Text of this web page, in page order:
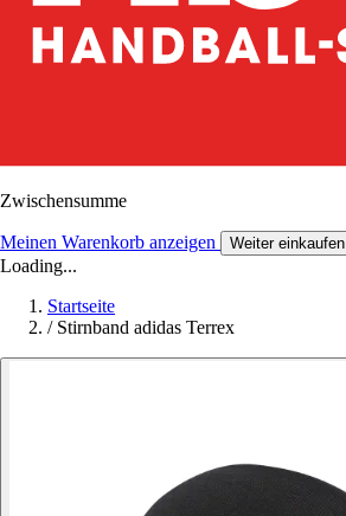
Zwischensumme
Meinen Warenkorb anzeigen Weiter einkaufen
Loading...
Startseite
/ Stirnband adidas Terrex